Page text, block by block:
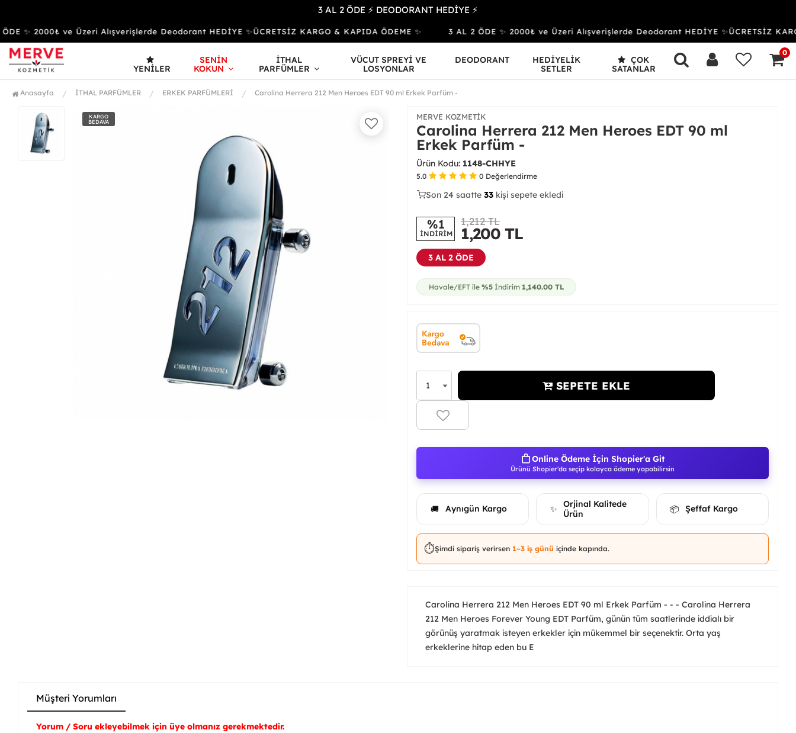
3 AL 2 ÖDE ⚡ DEODORANT HEDİYE ⚡
✨ 2000₺ ve Üzeri Alışverişlerde Deodorant HEDİYE ✨ÜCRETSİZ KARGO & KAPIDA ÖDEME ✨ 3 AL 2 ÖDE ✨ 2000₺ ve Üzeri Alışverişlerde Deodorant HEDİYE ✨ÜCRETSİZ KARGO
YENILER
SENİN
KOKUN
İTHAL
PARFÜMLER
VÜCUT SPREYİ VE
LOSYONLAR
DEODORANT
HEDİYELİK
SETLER
ÇOK
SATANLAR
0
Anasayfa İTHAL PARFÜMLER ERKEK PARFÜMLERİ Carolina Herrera 212 Men Heroes EDT 90 ml Erkek Parfüm -
KARGO
BEDAVA
MERVE KOZMETIK
Carolina Herrera 212 Men Heroes EDT 90 ml
Erkek Parfüm -
Ürün Kodu: 1148-CHHYE
5.0 0 Değerlendirme
21
Son 24 saatte 33 kişi sepete ekledi
9
%1
İNDİRİM
1,212 TL
1,200 TL
3 AL 2 ÖDE
Havale/EFT ile %5 İndirim 1,140.00 TL
SEPETE EKLE
Online Ödeme İçin Shopier'a Git
Ürünü Shopier'da seçip kolayca ödeme yapabilirsin
🚚 Aynıgün Kargo ✨
Orjinal Kalitede
Ürün
📦 Şeffaf Kargo
⏱️Şimdi sipariş verirsen 1–3 iş günü içinde kapında.
Carolina Herrera 212 Men Heroes EDT 90 ml Erkek Parfüm - - - Carolina Herrera
212 Men Heroes Forever Young EDT Parfüm, günün tüm saatlerinde iddialı bir
görünüş yaratmak isteyen erkekler için mükemmel bir seçenektir. Orta yaş
erkeklerine hitap eden bu E
Müşteri Yorumları
Yorum / Soru ekleyebilmek için üye olmanız gerekmektedir.